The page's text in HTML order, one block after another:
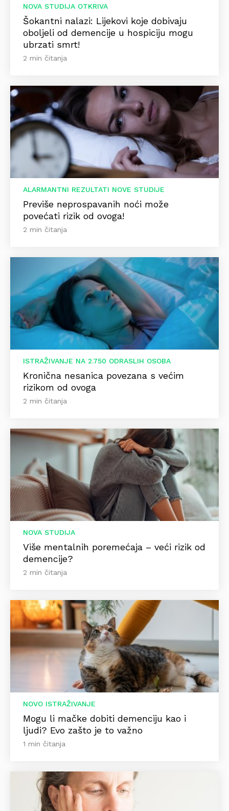
NOVA STUDIJA OTKRIVA
Šokantni nalazi: Lijekovi koje dobivaju
oboljeli od demencije u hospiciju mogu
ubrzati smrt!
2 min čitanja
ALARMANTNI REZULTATI NOVE STUDIJE
Previše neprospavanih noći može
povećati rizik od ovoga!
2 min čitanja
ISTRAŽIVANJE NA 2.750 ODRASLIH OSOBA
Kronična nesanica povezana s većim
rizikom od ovoga
2 min čitanja
NOVA STUDIJA
Više mentalnih poremećaja – veći rizik od
demencije?
2 min čitanja
NOVO ISTRAŽIVANJE
Mogu li mačke dobiti demenciju kao i
ljudi? Evo zašto je to važno
1 min čitanja